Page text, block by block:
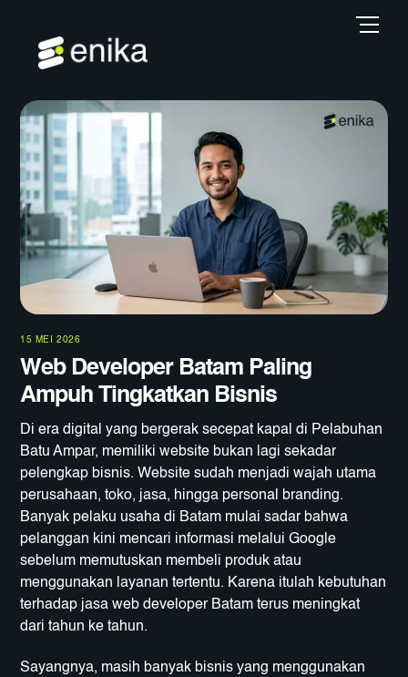
content
15 MEI 2026
Web Developer Batam Paling
Ampuh Tingkatkan Bisnis
Di era digital yang bergerak secepat kapal di Pelabuhan
Batu Ampar, memiliki website bukan lagi sekadar
pelengkap bisnis. Website sudah menjadi wajah utama
perusahaan, toko, jasa, hingga personal branding.
Banyak pelaku usaha di Batam mulai sadar bahwa
pelanggan kini mencari informasi melalui Google
sebelum memutuskan membeli produk atau
menggunakan layanan tertentu. Karena itulah kebutuhan
terhadap jasaweb developer Batam terus meningkat
dari tahun ke tahun.
Sayangnya, masih banyak bisnis yang menggunakan